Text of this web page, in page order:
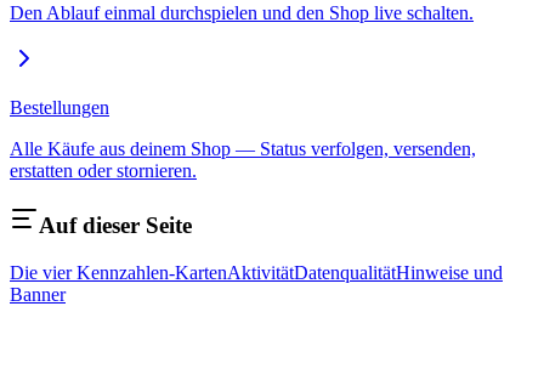
Den Ablauf einmal durchspielen und den Shop live schalten.
Bestellungen
Alle Käufe aus deinem Shop — Status verfolgen, versenden,
erstatten oder stornieren.
Auf dieser Seite
Die vier Kennzahlen-KartenAktivitätDatenqualitätHinweise und
Banner